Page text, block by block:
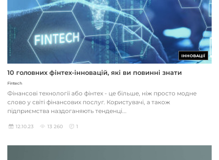
ІННОВАЦІЇ
10 головних фінтех-інновацій, які ви повинні знати
Fintech
Фінансові технології або фінтех - це більше, ніж просто модне
слово у світі фінансових послуг. Користувачі, а також
підприємства наздоганяють тенденці...
12.10.23 13 260 1